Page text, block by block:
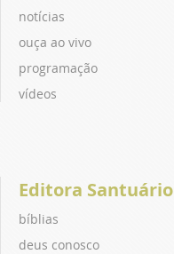
notícias
ouça ao vivo
programação
vídeos
Editora Santuário
bíblias
deus conosco